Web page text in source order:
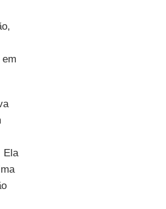
Ela